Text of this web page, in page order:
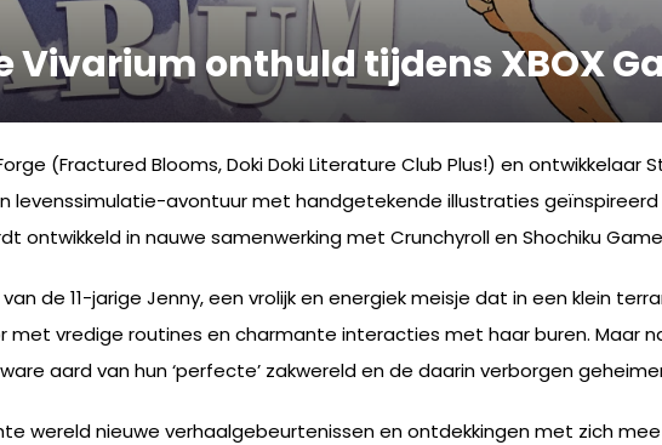
Vivarium onthuld tijdens XBOX
(Fractured Blooms, Doki Doki Literature Club Plus!) en ontwikkelaar
levenssimulatie-avontuur met handgetekende illustraties
ontwikkeld in nauwe samenwerking met Crunchyroll en Shochiku
de 11-jarige Jenny, een vrolijk en energiek meisje dat in een klein
met vredige routines en charmante interacties met haar buren. Maar
aard van hun ‘perfecte’ zakwereld en de daarin verborgen
wereld nieuwe verhaalgebeurtenissen en ontdekkingen met zich